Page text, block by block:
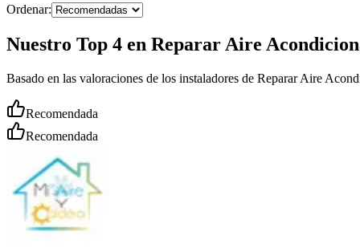
Ordenar:
Nuestro Top 4 en Reparar Aire
Basado en las valoraciones de los instaladores de Reparar Aire
Recomendada
Recomendada